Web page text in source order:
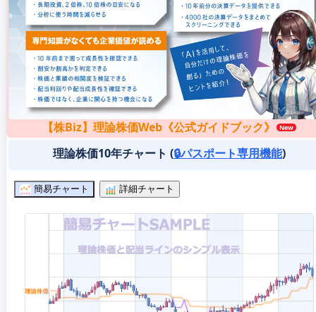
【株Biz】理論株価Web《公式ガイドブック》
理論株価10年チャート (🔒パスポート専用機能)
簡易チャート 詳細チャート